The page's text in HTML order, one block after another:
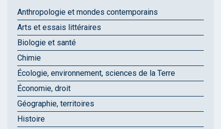
Anthropologie et mondes contemporains
Arts et essais littéraires
Biologie et santé
Chimie
Écologie, environnement, sciences de la Terre
Économie, droit
Géographie, territoires
Histoire